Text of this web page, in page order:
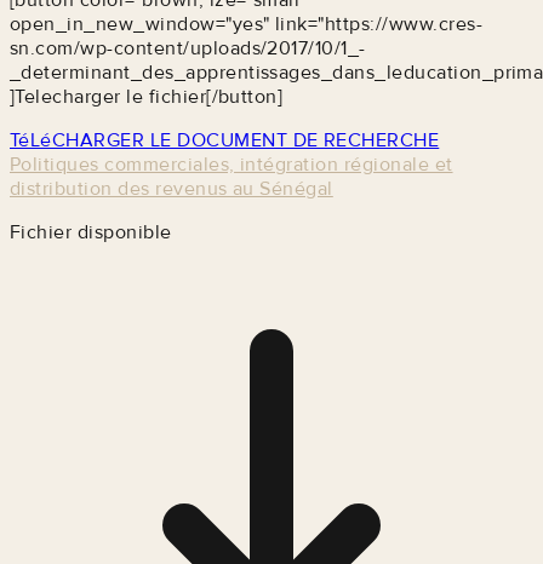
open_in_new_window="yes" link="https://www.cres-
sn.com/wp-content/uploads/2017/10/1_-
]Telecharger le fichier[/button]
TéLéCHARGER LE DOCUMENT DE RECHERCHE
Politiques commerciales, intégration régionale et
distribution des revenus au Sénégal
Fichier disponible